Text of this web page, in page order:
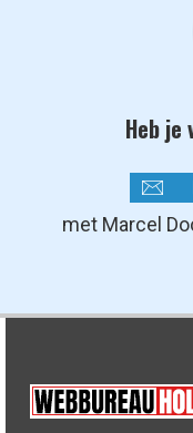
Heb je
met Marcel